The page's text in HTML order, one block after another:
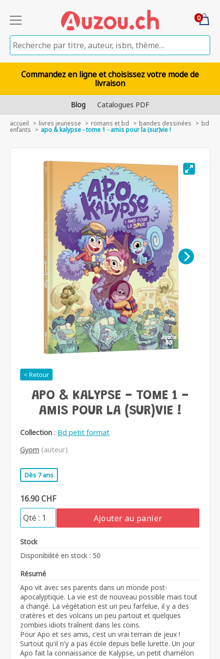
0
Commandez en ligne et choisissez votre mode de
livraison
Blog Catalogues PDF
accueil livres jeunesse romans et bd bandes dessinées bd
enfants apo & kalypse - tome 1 - amis pour la (sur)vie !
< Retour
APO & KALYPSE - TOME 1 -
AMIS POUR LA (SUR)VIE !
Collection : Bd petit format
Gyom (auteur)
Dès 7 ans
16.90 CHF
Ajouter au panier
Stock
Disponibilité en stock : 50
Résumé
Apo vit avec ses parents dans un monde post-
apocalyptique. La vie est de nouveau possible mais tout
a changé. La végétation est un peu farfelue, il y a des
cratères et des volcans un peu partout et quelques
zombies idiots traînent dans les coins.
Pour Apo et ses amis, c'est un vrai terrain de jeux !
Surtout qu'il n'y a pas école depuis belle lurette. Un jour
Apo fait la connaissance de Kalypse, un petit chamélon